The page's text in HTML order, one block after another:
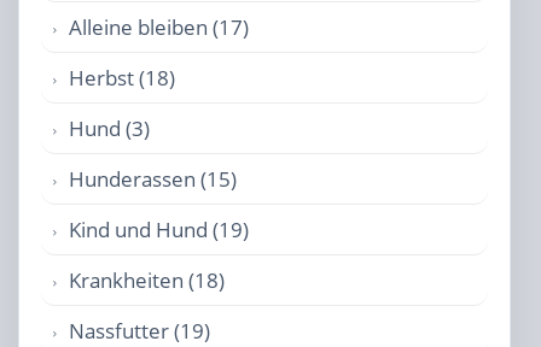
Alleine bleiben (17)
Herbst (18)
Hund (3)
Hunderassen (15)
Kind und Hund (19)
Krankheiten (18)
Nassfutter (19)